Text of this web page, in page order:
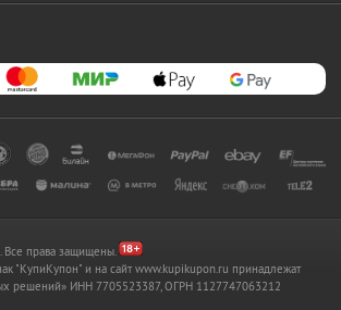
права защищены.
"КупиКупон" и на сайт www.kupikupon.ru принадлежат
решений» ИНН 7705523387, ОГРН 1127747063212